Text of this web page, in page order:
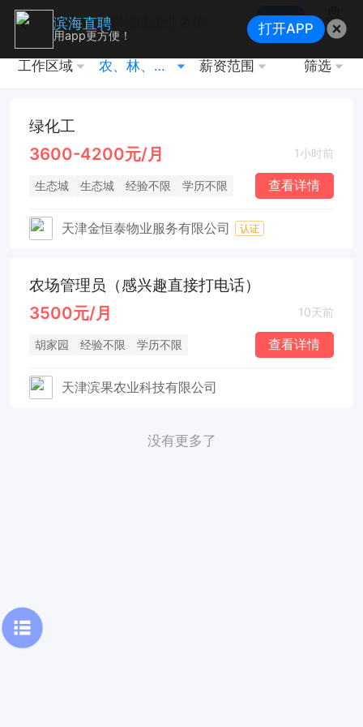
搜索
地图
工作区域 农、林、牧、渔 薪资范围 筛选
绿化工
3600-4200元/月 1小时前
生态城 生态城 经验不限 学历不限 查看详情
天津金恒泰物业服务有限公司 认证
农场管理员（感兴趣直接打电话）
3500元/月 10天前
胡家园 经验不限 学历不限 查看详情
天津滨果农业科技有限公司
没有更多了
滨海直聘
用app更方便！ 打开APP